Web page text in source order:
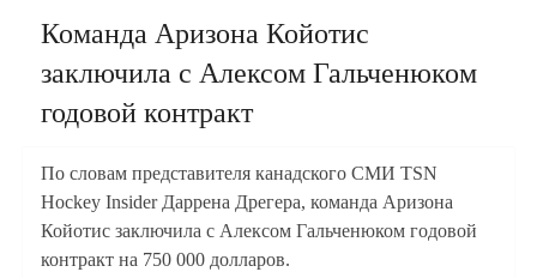
Команда Аризона Койотис
заключила с Алексом Гальченюком
годовой контракт
По словам представителя канадского СМИ TSN
Hockey Insider Даррена Дрегера, команда Аризона
Койотис заключила с Алексом Гальченюком годовой
контракт на 750 000 долларов.